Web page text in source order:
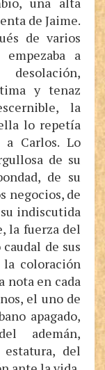
de Jaime.
de varios
a
y tenaz
la
lo repetía
a Carlos. Lo
de su
de su
negocios, de
indiscutida
la fuerza del
de sus
coloración
nota en cada
el uno de
apagado,
ademán,
del